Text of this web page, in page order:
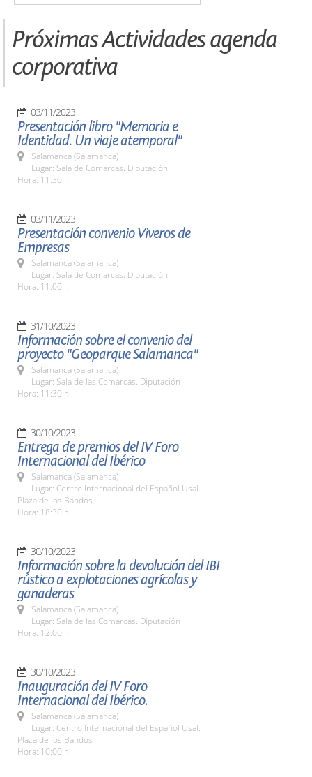
Próximas Actividades agenda
corporativa
03/11/2023
Presentación libro "Memoria e
Identidad. Un viaje atemporal"
Salamanca (Salamanca)
Lugar: Sala de Comarcas. Diputación
Hora: 11:30 h.
03/11/2023
Presentación convenio Viveros de
Empresas
Salamanca (Salamanca)
Lugar: Sala de Comarcas. Diputación
Hora: 11:00 h.
31/10/2023
Información sobre el convenio del
proyecto "Geoparque Salamanca"
Salamanca (Salamanca)
Lugar: Sala de las Comarcas. Diputación
Hora: 11:30 h.
30/10/2023
Entrega de premios del IV Foro
Internacional del Ibérico
Salamanca (Salamanca)
Lugar: Centro Internacional del Español Usal.
Plaza de los Bandos
Hora: 18:30 h.
30/10/2023
Información sobre la devolución del IBI
rústico a explotaciones agrícolas y
ganaderas
Salamanca (Salamanca)
Lugar: Sala de las Comarcas. Diputación
Hora: 12:00 h.
30/10/2023
Inauguración del IV Foro
Internacional del Ibérico.
Salamanca (Salamanca)
Lugar: Centro Internacional del Español Usal.
Plaza de los Bandos
Hora: 10:00 h.